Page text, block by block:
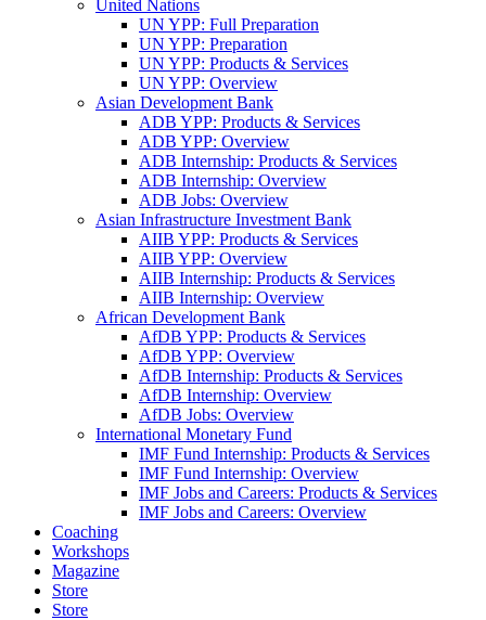
United Nations
UN YPP: Full Preparation
UN YPP: Preparation
UN YPP: Products & Services
UN YPP: Overview
Asian Development Bank
ADB YPP: Products & Services
ADB YPP: Overview
ADB Internship: Products & Services
ADB Internship: Overview
ADB Jobs: Overview
Asian Infrastructure Investment Bank
AIIB YPP: Products & Services
AIIB YPP: Overview
AIIB Internship: Products & Services
AIIB Internship: Overview
African Development Bank
AfDB YPP: Products & Services
AfDB YPP: Overview
AfDB Internship: Products & Services
AfDB Internship: Overview
AfDB Jobs: Overview
International Monetary Fund
IMF Fund Internship: Products & Services
IMF Fund Internship: Overview
IMF Jobs and Careers: Products & Services
IMF Jobs and Careers: Overview
Coaching
Workshops
Magazine
Store
Store